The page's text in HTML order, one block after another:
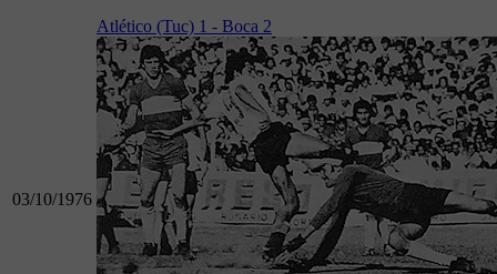
03/10/1976
Atlético (Tuc) 1 - Boca 2